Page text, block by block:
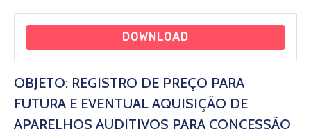
DOWNLOAD
OBJETO: REGISTRO DE PREÇO PARA
FUTURA E EVENTUAL AQUISIÇÃO DE
APARELHOS AUDITIVOS PARA CONCESSÃO